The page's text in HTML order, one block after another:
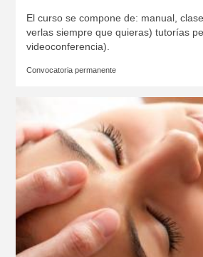
El curso se compone de: manual,
verlas siempre que quieras) tutorías
videoconferencia).
Convocatoria permanente